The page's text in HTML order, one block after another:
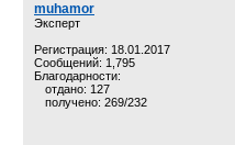
muhamor
Эксперт
Регистрация: 18.01.2017
Сообщений: 1,795
Благодарности:
отдано: 127
получено: 269/232